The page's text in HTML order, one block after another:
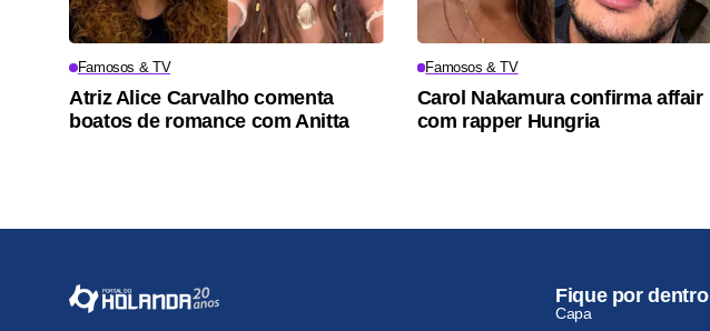
Famosos & TV
Atriz Alice Carvalho comenta
boatos de romance com Anitta
Famosos & TV
Carol Nakamura confirma affair
com rapper Hungria
Fique por dentro
Capa